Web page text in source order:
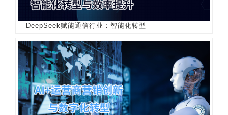
DeepSeek赋能通信行业：智能化转型